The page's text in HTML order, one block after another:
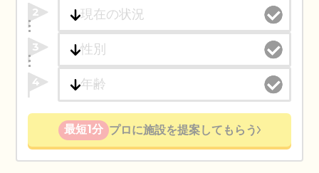
2
3
4
最短1分 プロに施設を提案してもらう